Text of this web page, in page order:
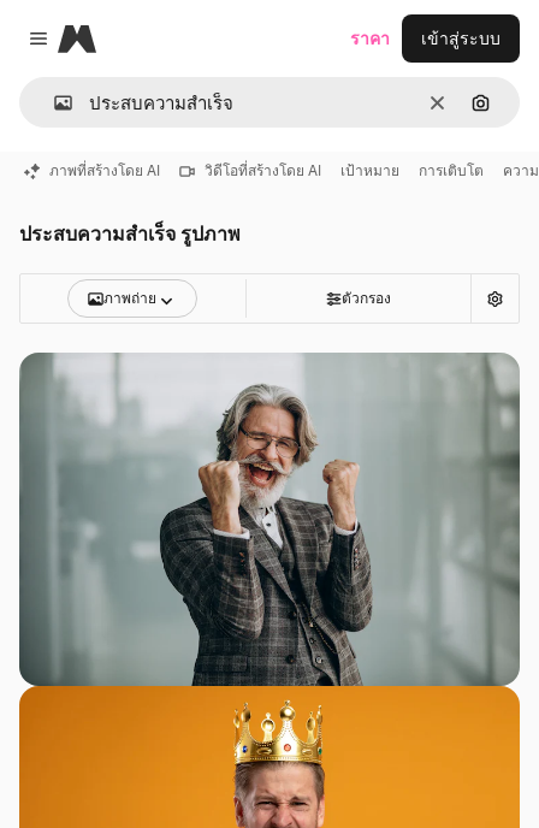
Close menu
Magnific
ชัดเจนค้นหา
ราคา เข้าสู่ระบบ
ภาพที่สร้างโดย AI วิดีโอที่สร้างโดย AI เป้าหมาย การเติบโต ควา
ประสบความสําเร็จ รูปภาพ
ภาพถ่าย ตัวกรอง